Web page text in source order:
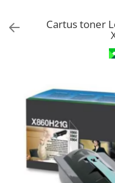
Scanere
Piese schimb
Plottere
Consumabile imprimanta
Tonere
Drum unit
Cartus toner